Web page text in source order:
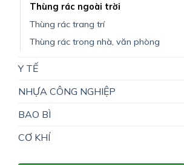
Thùng rác ngoài trời
Thùng rác trang trí
Thùng rác trong nhà, văn phòng
Y TẾ
NHỰA CÔNG NGHIỆP
BAO BÌ
CƠ KHÍ